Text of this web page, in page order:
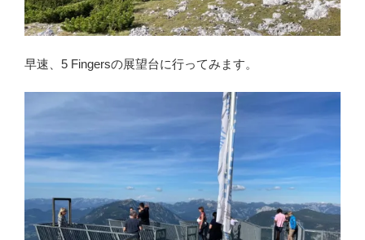
早速、5 Fingersの展望台に行ってみます。